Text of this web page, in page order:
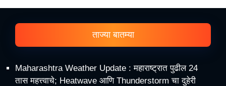
ताज्या बातम्या
Maharashtra Weather Update : महाराष्ट्रात पुढील 24
तास महत्त्वाचे; Heatwave आणि Thunderstorm चा दुहेरी